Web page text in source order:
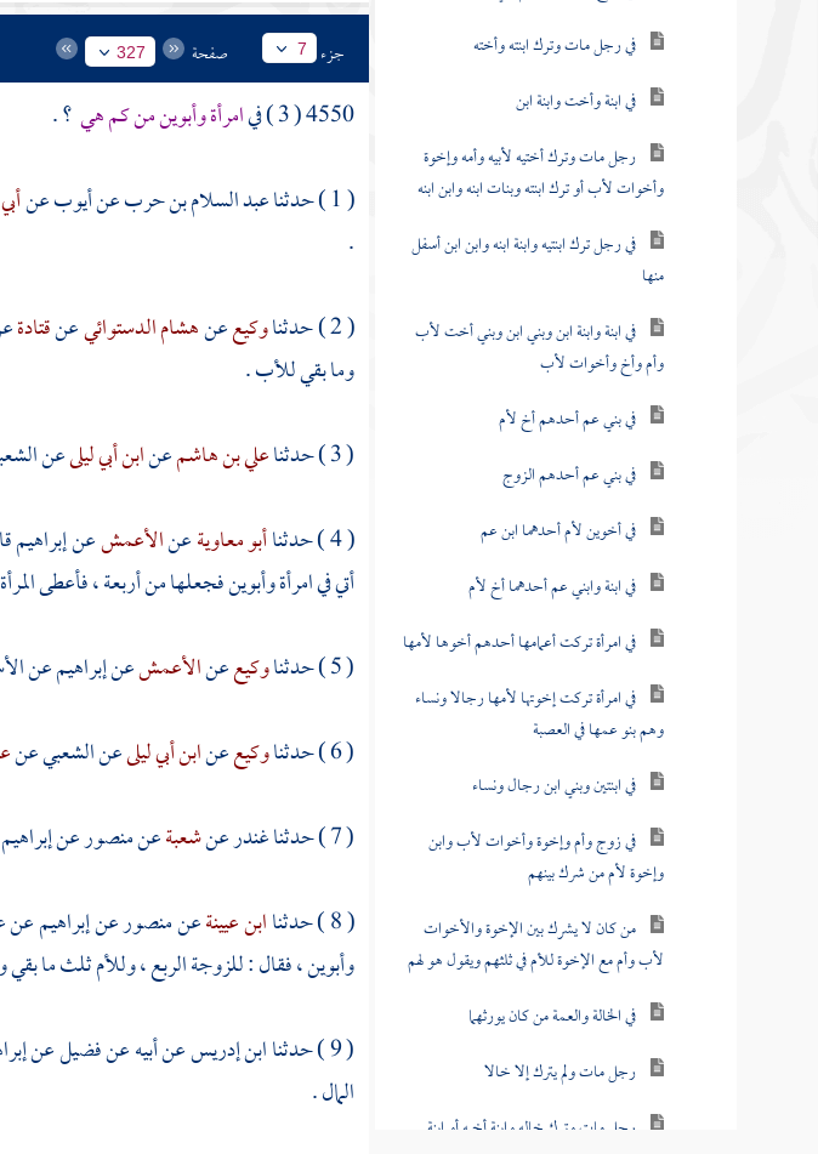
في رجل مات وترك ابنته وأخته
في ابنة وأخت وابنة ابن
رجل مات وترك أختيه لأبيه وأمه وإخوة
وأخوات لأب أو ترك ابنته وبنات ابنه وابن ابنه
في رجل ترك ابنتيه وابنة ابنه وابن ابن أسفل
منها
في ابنة وابنة ابن وبني ابن وبني أخت لأب
وأم وأخ وأخوات لأب
في بني عم أحدهم أخ لأم
في بني عم أحدهم الزوج
في أخوين لأم أحدهما ابن عم
في ابنة وابني عم أحدهما أخ لأم
في امرأة تركت أعمامها أحدهم أخوها لأمها
في امرأة تركت إخوتها لأمها رجالا ونساء
وهم بنو عمها في العصبة
في ابنتين وبني ابن رجال ونساء
في زوج وأم وإخوة وأخوات لأب وابن
وإخوة لأم من شرك بينهم
من كان لا يشرك بين الإخوة والأخوات
لأب وأم مع الإخوة للأم في ثلثهم ويقول هو لهم
في الخالة والعمة من كان يورثهما
رجل مات ولم يترك إلا خالا
رجل مات وترك خاله وابنة أخيه أو ابنة
جزء 7 صفحة 327
4550 ( 3 ) في امرأة وأبوين من كم هي؟ .
( 1 ) حدثنا
عبد السلام بن حربعنأيوبعن
.
( 2 ) حدثنا
وكيععنهشام الدستوائيعنقتادة
وما بقي للأب .
( 3 ) حدثنا
علي بن هاشمعنابن أبي ليلىعن
( 4 ) حدثنا
أبو معاويةعنالأعمشعنإبراهيم
أتي في امرأة وأبوين فجعلها من أربعة ، فأعطى
( 5 ) حدثنا
وكيععنالأعمشعنإبراهيمعن
( 6 ) حدثنا
وكيععنابن أبي ليلىعنالشعبيعن
( 7 ) حدثنا
غندرعنشعبةعنمنصورعنإبراهيم
( 8 ) حدثنا
ابن عيينةعنمنصورعنإبراهيمعن
وأبوين ، فقال : للزوجة الربع ، وللأم ثلث ما
( 9 ) حدثنا
ابن إدريسعن أبيه عنفضيلعن
المال .